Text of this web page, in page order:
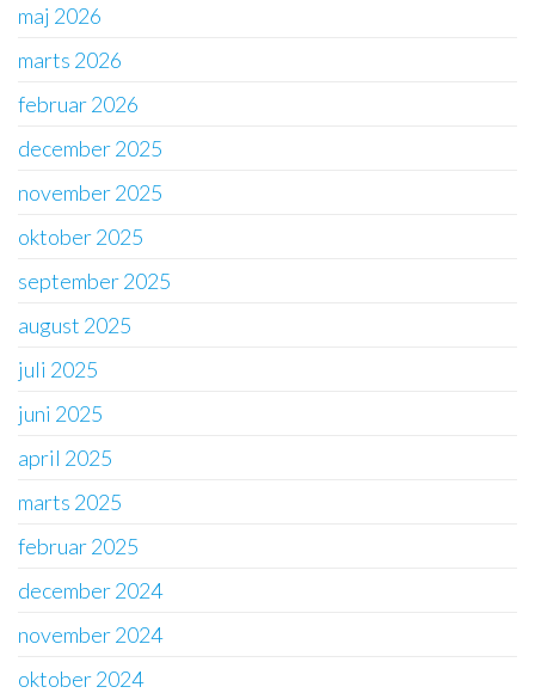
maj 2026
marts 2026
februar 2026
december 2025
november 2025
oktober 2025
september 2025
august 2025
juli 2025
juni 2025
april 2025
marts 2025
februar 2025
december 2024
november 2024
oktober 2024